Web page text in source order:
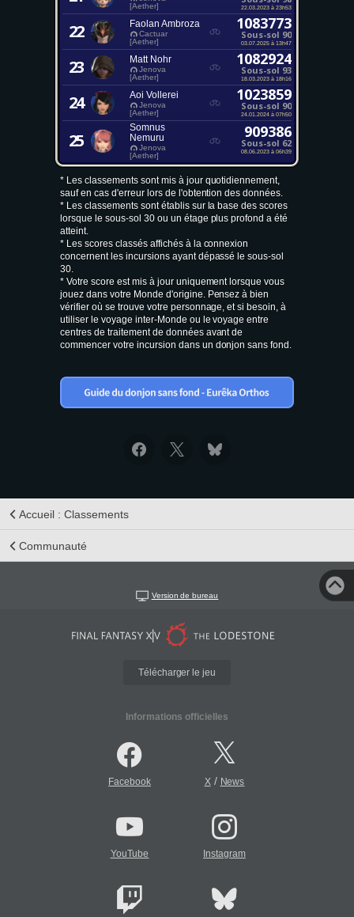
[Aether]
22.03.2023 à 23h53
22 Faolan Ambroza
Cactuar
[Aether]
1083773
Sous-sol 90
03.07.2025 à 13h47
23 Matt Nohr
Jenova
[Aether]
1082924
Sous-sol 93
18.03.2023 à 18h16
24 Aoi Vollerei
Jenova
[Aether]
1023859
Sous-sol 90
24.01.2024 à 07h50
25
Somnus
Nemuru
Jenova
[Aether]
909386
Sous-sol 62
08.06.2023 à 06h39
* Les classements sont mis à jour quotidiennement,
sauf en cas d'erreur lors de l'obtention des données.
* Les classements sont établis sur la base des scores
lorsque le sous-sol 30 ou un étage plus profond a été
atteint.
* Les scores classés affichés à la connexion
concernent les incursions ayant dépassé le sous-sol
30.
* Votre score est mis à jour uniquement lorsque vous
jouez dans votre Monde d'origine. Pensez à bien
vérifier où se trouve votre personnage, et si besoin, à
utiliser le voyage inter-Monde ou le voyage entre
centres de traitement de données avant de
commencer votre incursion dans un donjon sans fond.
Accueil : Classements
Communauté
Version de bureau
Télécharger le jeu
Informations officielles
Facebook X/ News
YouTube Instagram